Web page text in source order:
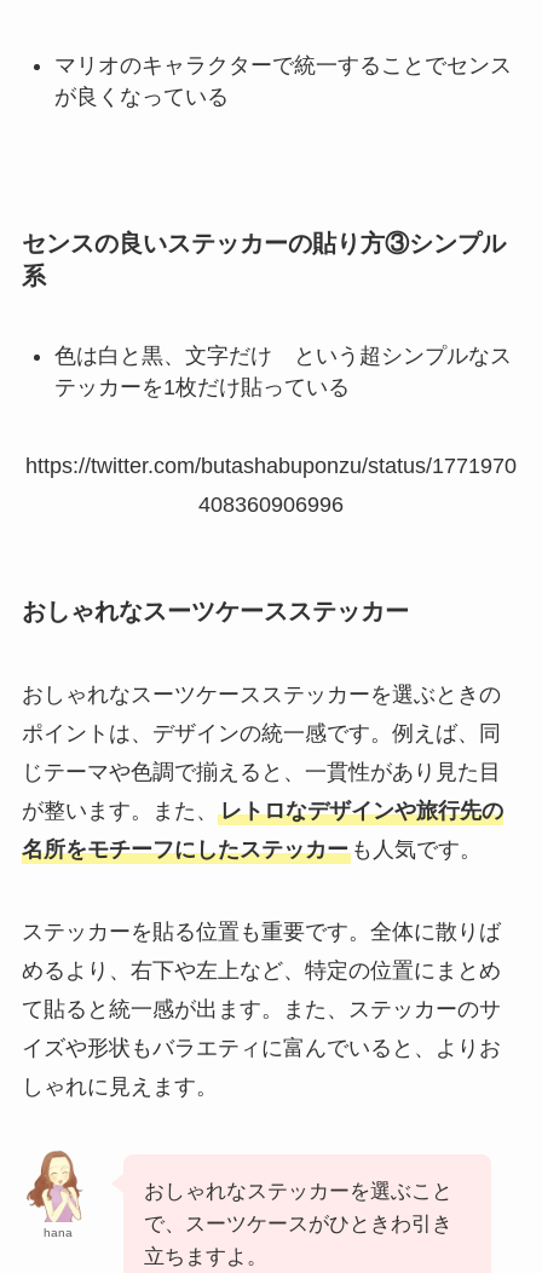
マリオのキャラクターで統一することでセンス
が良くなっている
センスの良いステッカーの貼り方③シンプル
系
色は白と黒、文字だけ という超シンプルなス
テッカーを1枚だけ貼っている
https://twitter.com/butashabuponzu/status/1771970
408360906996
おしゃれなスーツケースステッカー
おしゃれなスーツケースステッカーを選ぶときの
ポイントは、デザインの統一感です。例えば、同
じテーマや色調で揃えると、一貫性があり見た目
が整います。また、 レトロなデザインや旅行先の
名所をモチーフにしたステッカーも人気です。
ステッカーを貼る位置も重要です。全体に散りば
めるより、右下や左上など、特定の位置にまとめ
て貼ると統一感が出ます。また、ステッカーのサ
イズや形状もバラエティに富んでいると、よりお
しゃれに見えます。
hana
おしゃれなステッカーを選ぶこと
で、スーツケースがひときわ引き
立ちますよ。